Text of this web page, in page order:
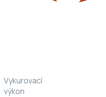
Vykurovací
výkon